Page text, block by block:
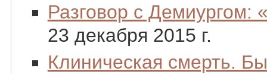
Разговор с Демиургом:
23 декабря 2015 г.
Клиническая смерть.